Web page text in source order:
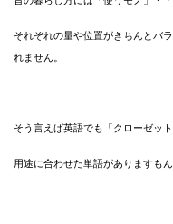
それぞれの量や位置がきちんとバ
れません。
そう言えば英語でも「クローゼッ
用途に合わせた単語がありますもん